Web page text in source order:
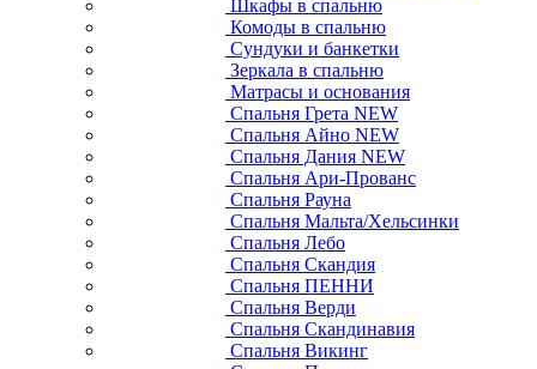
Шкафы в спальню
Комоды в спальню
Сундуки и банкетки
Зеркала в спальню
Матрасы и основания
Спальня Грета NEW
Спальня Айно NEW
Спальня Дания NEW
Спальня Ари-Прованс
Спальня Рауна
Спальня Мальта/Хельсинки
Спальня Лебо
Спальня Скандия
Спальня ПЕННИ
Спальня Верди
Спальня Скандинавия
Спальня Викинг